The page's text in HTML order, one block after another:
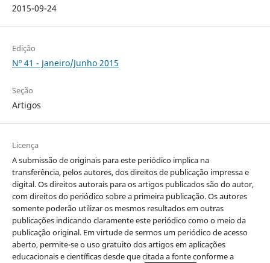
2015-09-24
Edição
Nº 41 - Janeiro/Junho 2015
Seção
Artigos
Licença
A submissão de originais para este periódico implica na
transferência, pelos autores, dos direitos de publicação impressa e
digital. Os direitos autorais para os artigos publicados são do autor,
com direitos do periódico sobre a primeira publicação. Os autores
somente poderão utilizar os mesmos resultados em outras
publicações indicando claramente este periódico como o meio da
publicação original. Em virtude de sermos um periódico de acesso
aberto, permite-se o uso gratuito dos artigos em aplicações
educacionais e científicas desde que citada a fonte conforme a